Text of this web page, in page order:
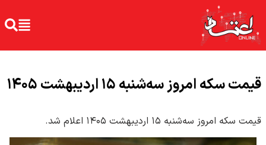
قیمت سکه امروز سه‌شنبه ۱۵ اردیبهشت ۱۴۰۵
قیمت سکه امروز سه‌شنبه ۱۵ اردیبهشت ۱۴۰۵ اعلام شد.